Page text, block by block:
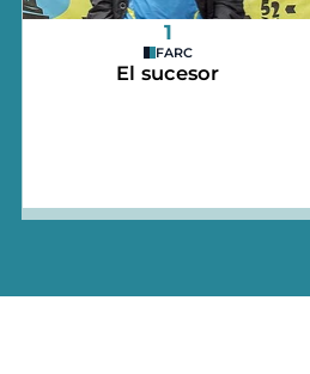
1
FARC
El sucesor